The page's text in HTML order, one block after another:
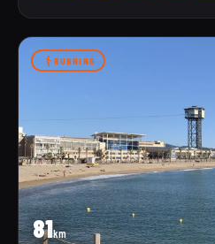
81km
RUNNING